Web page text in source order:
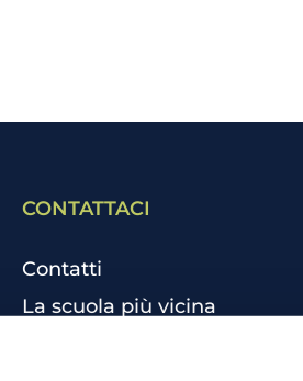
CONTATTACI
Contatti
La scuola più vicina